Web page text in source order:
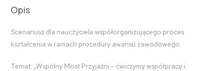
Opis
Scenariusz dla nauczyciela współorganizującego proces
kształcenia w ramach procedury awansu zawodowego.
Temat: „Wspólny Most Przyjaźni – ćwiczymy współpracę i